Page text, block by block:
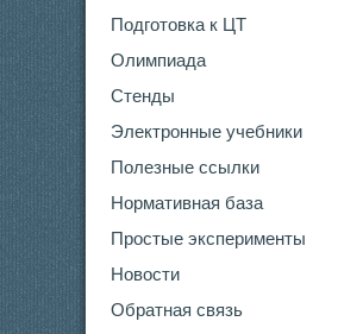
Подготовка к ЦТ
Олимпиада
Стенды
Электронные учебники
Полезные ссылки
Нормативная база
Простые эксперименты
Новости
Обратная связь